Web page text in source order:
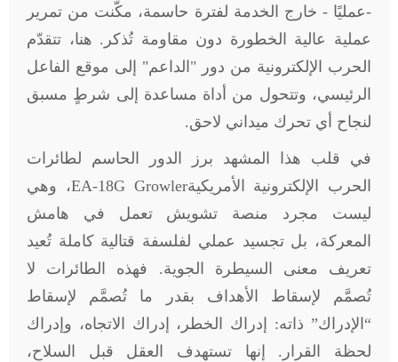
-عمليًا - خارج الخدمة لفترة حاسمة، مكّنت من تمرير
عملية عالية الخطورة دون مقاومة تُذكر. هنا، تتقدّم
الحرب الإلكترونية من دور "الداعم" إلى موقع الفاعل
الرئيسي، وتتحول من أداة مساعدة إلى شرطٍ مسبق
لنجاح أي تحرك ميداني لاحق.
في قلب هذا المشهد برز الدور الحاسم لطائرات
الحرب الإلكترونية الأمريكيةEA-18G Growler، وهي
ليست مجرد منصة تشويش تعمل في هامش
المعركة، بل تجسيد عملي لفلسفة قتالية كاملة تُعيد
تعريف معنى السيطرة الجوية. فهذه الطائرات لا
تُصمَّم لإسقاط الأهداف بقدر ما تُصمَّم لإسقاط
“الإدراك” ذاته: إدراك الخطر، إدراك الاتجاه، وإدراك
لحظة القرار. إنها تستهدف العقل قبل السلاح،